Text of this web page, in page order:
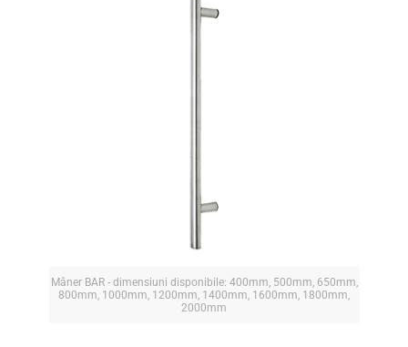
Mâner BAR - dimensiuni disponibile: 400mm, 500mm, 650mm,
800mm, 1000mm, 1200mm, 1400mm, 1600mm, 1800mm,
2000mm